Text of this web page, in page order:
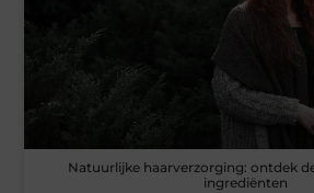
Natuurlijke haarverzorging: ontdek
ingrediënten